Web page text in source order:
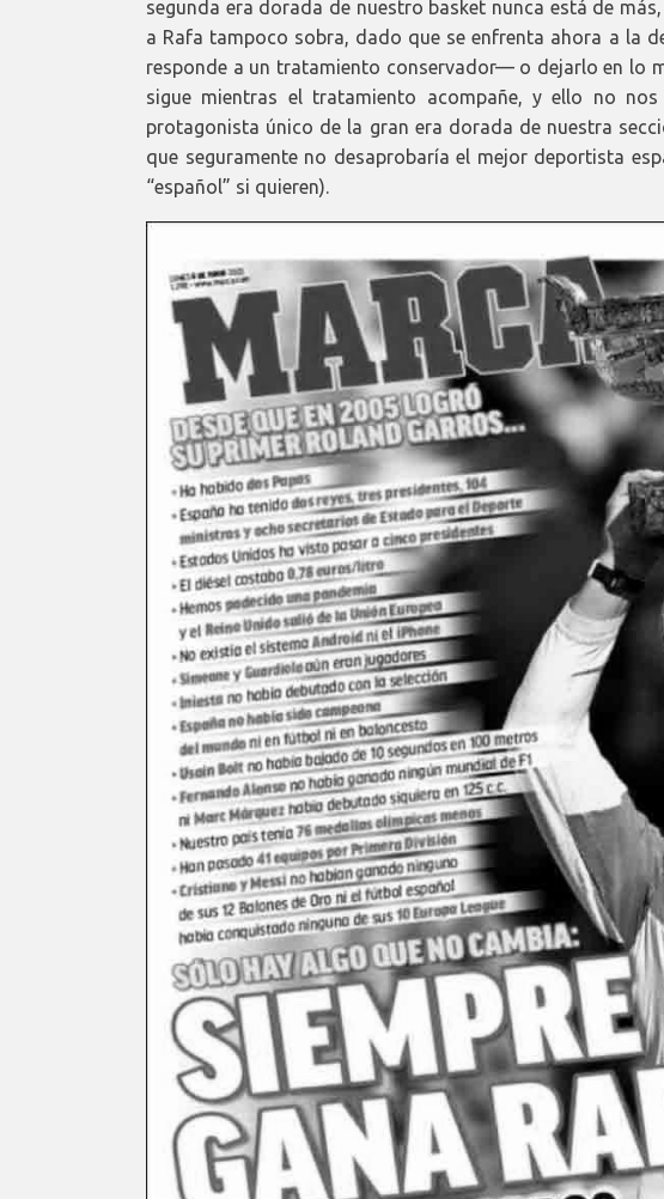
segunda era dorada de nuestro basket nunca está de
a Rafa tampoco sobra, dado que se enfrenta ahora a la
responde a un tratamiento conservador— o dejarlo en lo
sigue mientras el tratamiento acompañe, y ello no
protagonista único de la gran era dorada de nuestra
que seguramente no desaprobaría el mejor deportista
“español” si quieren).